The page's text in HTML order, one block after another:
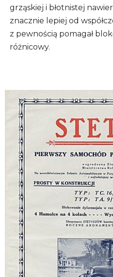
grząskiej i błotnistej
znacznie lepiej od
z pewnością pomagał
różnicowy.